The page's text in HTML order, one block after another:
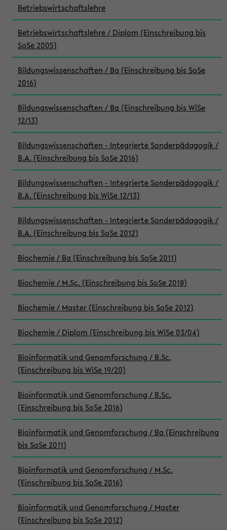
Betriebswirtschaftslehre
Betriebswirtschaftslehre / Diplom (Einschreibung bis
SoSe 2005)
Bildungswissenschaften / Ba (Einschreibung bis SoSe
2016)
Bildungswissenschaften / Ba (Einschreibung bis WiSe
12/13)
Bildungswissenschaften - Integrierte Sonderpädagogik /
B.A. (Einschreibung bis SoSe 2016)
Bildungswissenschaften - Integrierte Sonderpädagogik /
B.A. (Einschreibung bis WiSe 12/13)
Bildungswissenschaften - Integrierte Sonderpädagogik /
B.A. (Einschreibung bis SoSe 2012)
Biochemie / Ba (Einschreibung bis SoSe 2011)
Biochemie / M.Sc. (Einschreibung bis SoSe 2018)
Biochemie / Master (Einschreibung bis SoSe 2012)
Biochemie / Diplom (Einschreibung bis WiSe 03/04)
Bioinformatik und Genomforschung / B.Sc.
(Einschreibung bis WiSe 19/20)
Bioinformatik und Genomforschung / B.Sc.
(Einschreibung bis SoSe 2016)
Bioinformatik und Genomforschung / Ba (Einschreibung
bis SoSe 2011)
Bioinformatik und Genomforschung / M.Sc.
(Einschreibung bis SoSe 2016)
Bioinformatik und Genomforschung / Master
(Einschreibung bis SoSe 2012)